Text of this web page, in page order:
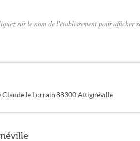
sur le nom de l'établissement pour afficher
Claude le Lorrain 88300 Attignéville